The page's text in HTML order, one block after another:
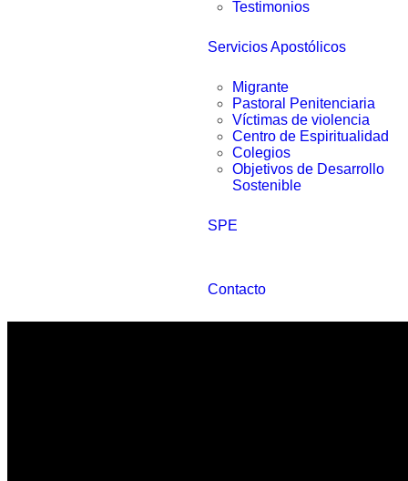
Testimonios
Servicios Apostólicos
Migrante
Pastoral Penitenciaria
Víctimas de violencia
Centro de Espiritualidad
Colegios
Objetivos de Desarrollo
Sostenible
SPE
Contacto